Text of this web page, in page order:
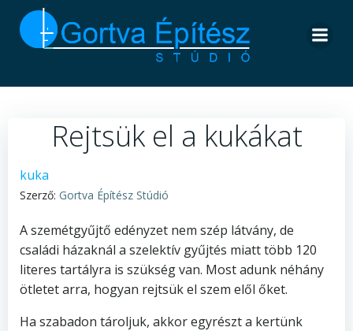
to
content
Rejtsük el a kukákat
kuka
Szerző: Gortva Építész Stúdió
A szemétgyűjtő edényzet nem szép látvány, de
családi házaknál a szelektív gyűjtés miatt több 120
literes tartályra is szükség van. Most adunk néhány
ötletet arra, hogyan rejtsük el szem elől őket.
Ha szabadon tároljuk, akkor egyrészt a kertünk